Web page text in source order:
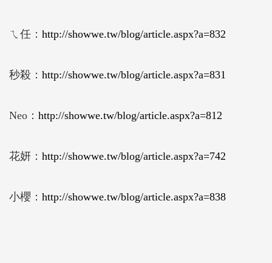
ㄟ任： http://showwe.tw/blog/article.aspx?a=832
秒殺： http://showwe.tw/blog/article.aspx?a=831
Neo： http://showwe.tw/blog/article.aspx?a=812
花妍： http://showwe.tw/blog/article.aspx?a=742
小櫻： http://showwe.tw/blog/article.aspx?a=838